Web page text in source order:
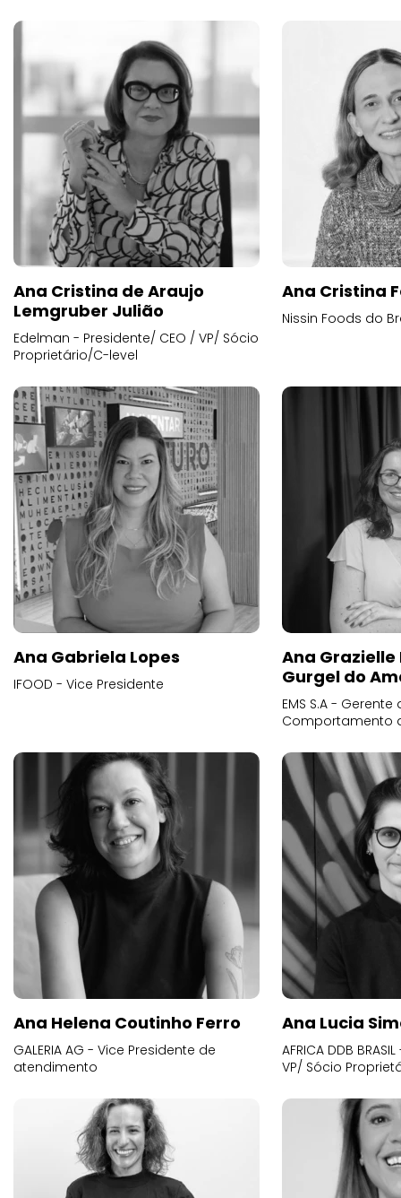
Ana Cristina de Araujo
Lemgruber Julião
Edelman - Presidente/ CEO / VP/ Sócio
Proprietário/C-level
Ana Cristina
Nissin Foods do
Ana Gabriela Lopes
IFOOD - Vice Presidente
Ana
Gurgel do
EMS S.A -
Comportamento
Ana Helena Coutinho Ferro
GALERIA AG - Vice Presidente de
atendimento
Ana Lucia
AFRICA DDB
VP/ Sócio